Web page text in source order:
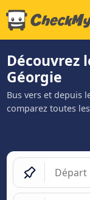
Découvrez
Géorgie
Bus vers et depuis
comparez toutes